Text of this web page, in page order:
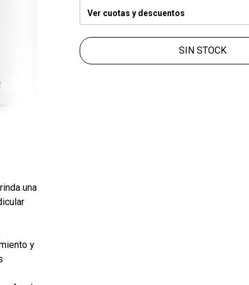
una
y
Ver cuotas y descuentos
SIN STOCK